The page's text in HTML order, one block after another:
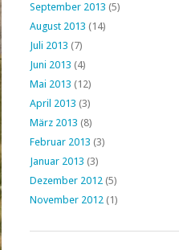
September 2013 (5)
August 2013 (14)
Juli 2013 (7)
Juni 2013 (4)
Mai 2013 (12)
April 2013 (3)
März 2013 (8)
Februar 2013 (3)
Januar 2013 (3)
Dezember 2012 (5)
November 2012 (1)